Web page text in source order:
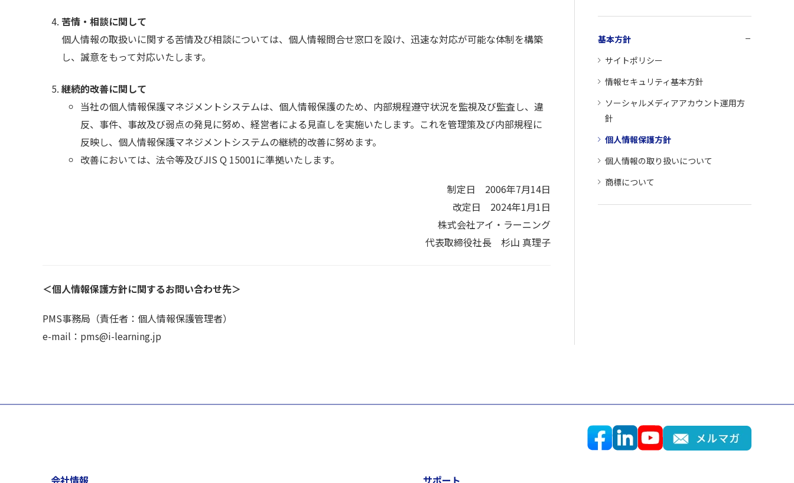
苦情・相談に関して
個人情報の取扱いに関する苦情及び相談については、個人情報問合せ窓口を設け、迅速な対応が可能な体制を構築
し、誠意をもって対応いたします。
継続的改善に関して
当社の個人情報保護マネジメントシステムは、個人情報保護のため、内部規程遵守状況を監視及び監査し、違
反、事件、事故及び弱点の発見に努め、経営者による見直しを実施いたします。これを管理策及び内部規程に
反映し、個人情報保護マネジメントシステムの継続的改善に努めます。
改善においては、法令等及びJIS Q 15001に準拠いたします。
制定日 2006年7月14日
改定日 2024年1月1日
株式会社アイ・ラーニング
代表取締役社長 杉山 真理子
＜個人情報保護方針に関するお問い合わせ先＞
PMS事務局（責任者：個人情報保護管理者）
e-mail：pms@i-learning.jp
基本方針
サイトポリシー
情報セキュリティ基本方針
ソーシャルメディアアカウント運用方
針
個人情報保護方針
個人情報の取り扱いについて
商標について
会社情報 サポート